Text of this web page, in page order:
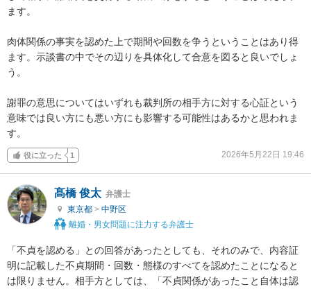
ます。
肉体関係の事実を認めた上で期間や回数を争うということはあり得
ます。示談書の中でその辺りを具体化して合意を図ると良いでしょ
う。
謝罪の意思についてはいずれも裁判所の相手方に対する心証という
意味では良い方にも悪い方にも影響する可能性はあるかと思われま
す。
役に立った 1 2026年5月22日 19:46
髙橋 俊太 弁護士
東京都 > 中野区
離婚・男女問題に注力する弁護士
「不貞を認める」との回答があったとしても、それのみで、内容証
明に記載した不貞期間・回数・態様のすべてを認めたことになると
は限りません。相手方としては、「不貞関係があったこと自体は認